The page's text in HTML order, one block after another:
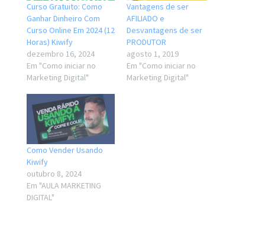
Curso Gratuito: Como
Ganhar Dinheiro Com
Curso Online Em 2024 (12
Horas) Kiwify
dezembro 16, 2024
Em "Como iniciar no
Marketing Digital"
Vantagens de ser
AFILIADO e
Desvantagens de ser
PRODUTOR
agosto 1, 2019
Em "Como iniciar no
Marketing Digital"
Como Vender Usando
Kiwify
outubro 8, 2024
Em "AULA MARKETING
DIGITAL"